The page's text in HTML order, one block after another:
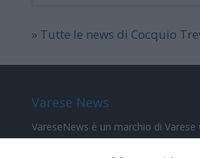
» Tutte le news di Cocquio
Varese News
VareseNews è un marchio di Varese